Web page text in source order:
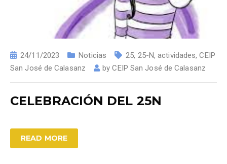
24/11/2023 Noticias 25, 25-N,actividades,CEIP
San José de Calasanz
byCEIP San José de Calasanz
CELEBRACIÓN DEL 25N
READ MORE